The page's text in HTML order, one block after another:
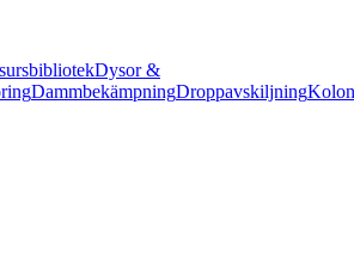
Dysor &
DammbekämpningDroppavskiljning